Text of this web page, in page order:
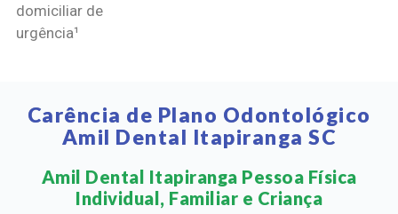
domiciliar de
urgência¹
Carência de Plano Odontológico
Amil Dental Itapiranga SC
Amil Dental Itapiranga Pessoa Física
Individual, Familiar e Criança​